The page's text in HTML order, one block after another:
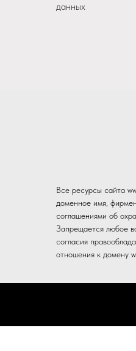
данных
Все ресурсы сайта
доменное имя,
соглашениями об
Запрещается любое
согласия
отношения к домену